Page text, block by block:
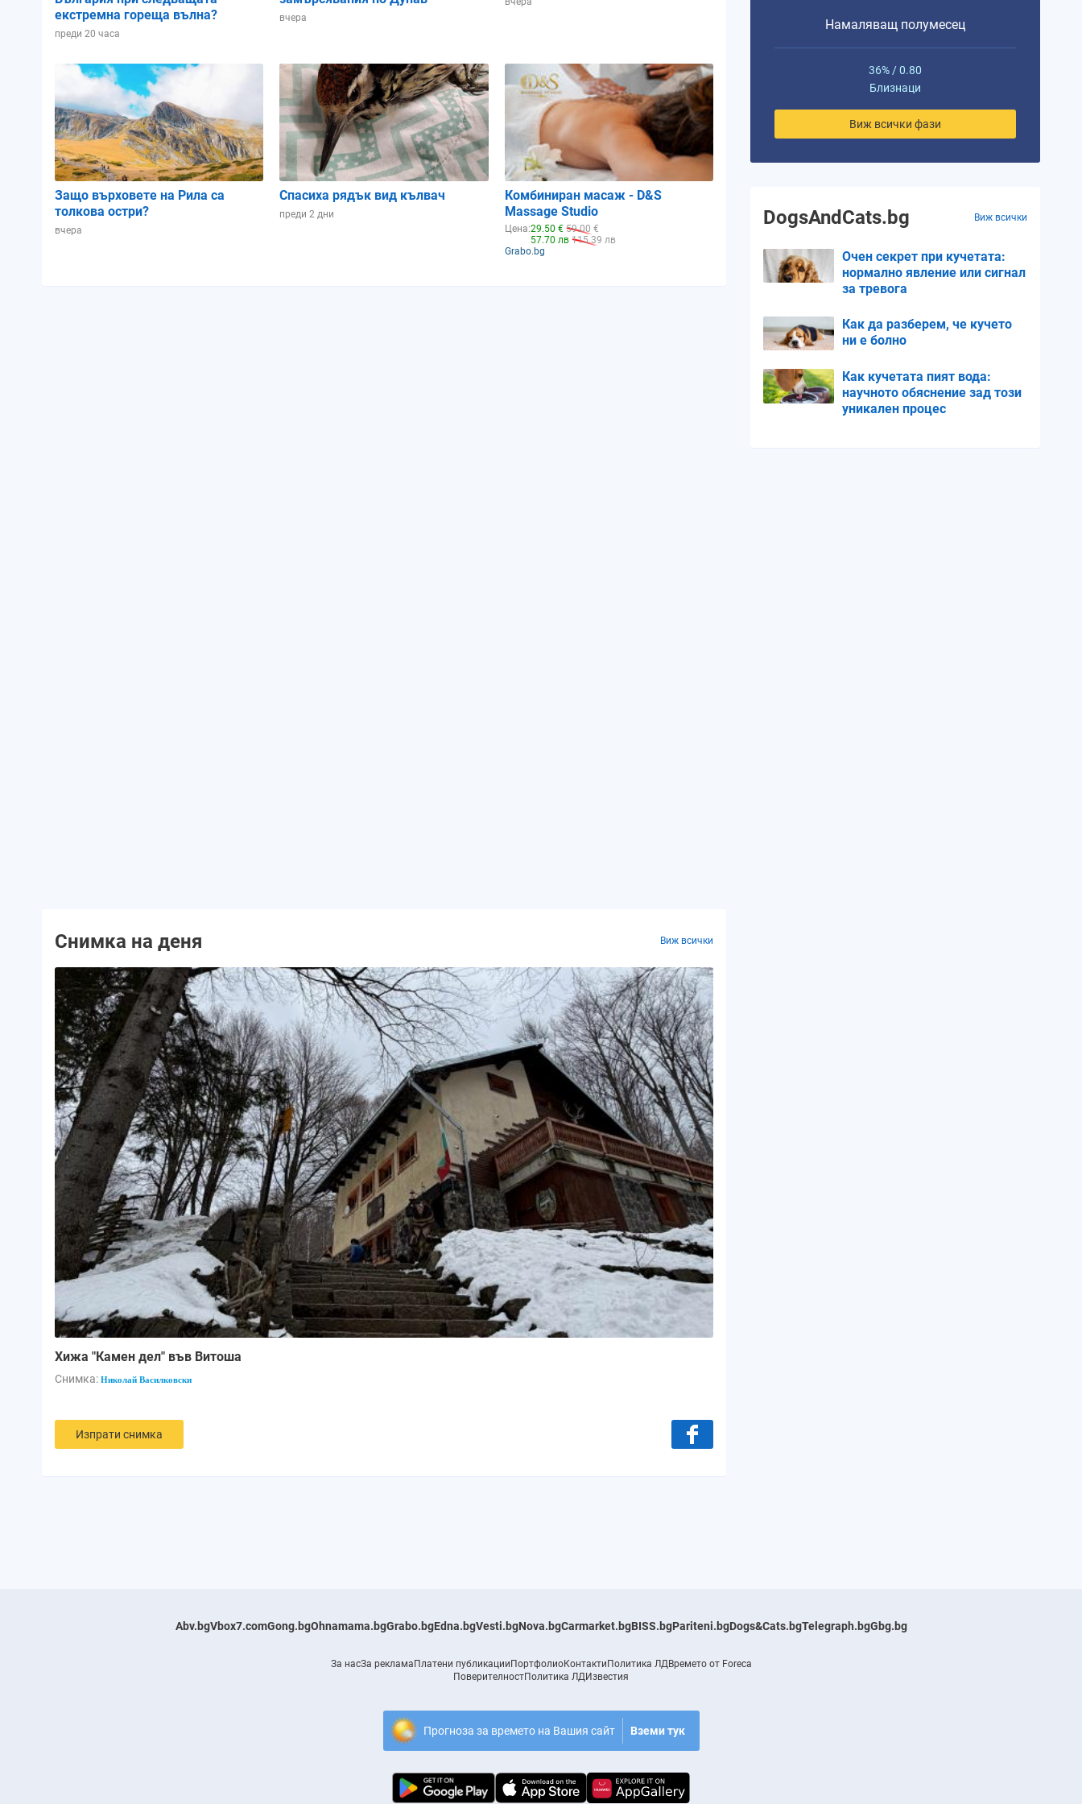
екстремна гореща вълна?
преди 20 часа
вчера
Защо върховете на Рила са
толкова остри?
вчера
Спасиха рядък вид кълвач
преди 2 дни
Комбиниран масаж - D&S
Massage Studio
Цена:29.50 € 59.00 €
57.70 лв 115.39 лв
Grabo.bg
Снимка на деня Виж всички
Хижа "Камен дел" във Витоша
Снимка: Николай Василковски
Изпрати снимка
Намаляващ полумесец
36% / 0.80
Близнаци
Виж всички фази
DogsAndCats.bg Виж всички
Очен секрет при кучетата:
нормално явление или сигнал
за тревога
Как да разберем, че кучето
ни е болно
Как кучетата пият вода:
научното обяснение зад този
уникален процес
Abv.bgVbox7.comGong.bgOhnamama.bgGrabo.bgEdna.bgVesti.bgNova.bgCarmarket.bgBISS.bgPariteni.bgDogs&Cats.bgTelegraph.bgGbg.bg
За насЗа рекламаПлатени публикацииПортфолиоКонтактиПолитика ЛДВремето от Foreca
ПоверителностПолитика ЛДИзвестия
Прогноза за времето на Вашия сайт Вземи тук